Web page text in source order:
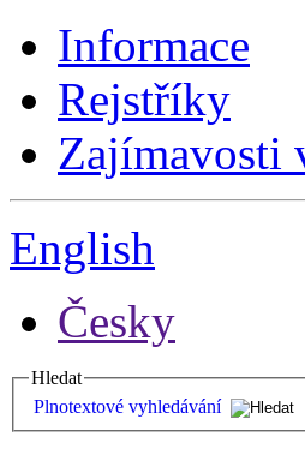
Informace
Rejstříky
Zajímavosti
English
Česky
Hledat
Plnotextové vyhledávání